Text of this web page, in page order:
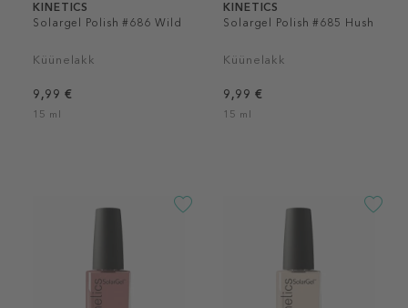
KINETICS
Solargel Polish #686 Wild
Küünelakk
9,99 €
15 ml
KINETICS
Solargel Polish #685 Hush
Küünelakk
9,99 €
15 ml